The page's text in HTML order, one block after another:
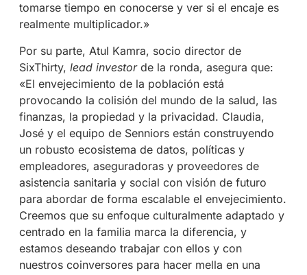
tomarse tiempo en conocerse y ver si el encaje es
realmente multiplicador.»
Por su parte, Atul Kamra, socio director de
SixThirty, lead investorde la ronda, asegura que:
«El envejecimiento de la población está
provocando la colisión del mundo de la salud, las
finanzas, la propiedad y la privacidad. Claudia,
José y el equipo de Senniors están construyendo
un robusto ecosistema de datos, políticas y
empleadores, aseguradoras y proveedores de
asistencia sanitaria y social con visión de futuro
para abordar de forma escalable el envejecimiento.
Creemos que su enfoque culturalmente adaptado y
centrado en la familia marca la diferencia, y
estamos deseando trabajar con ellos y con
nuestros coinversores para hacer mella en una